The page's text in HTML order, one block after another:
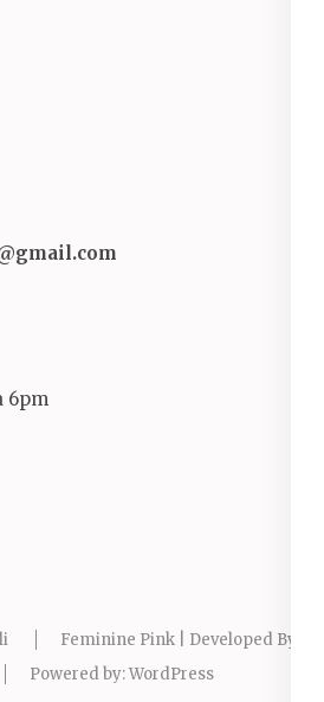
6pm
Feminine Pink | Developed By
Powered by:WordPress